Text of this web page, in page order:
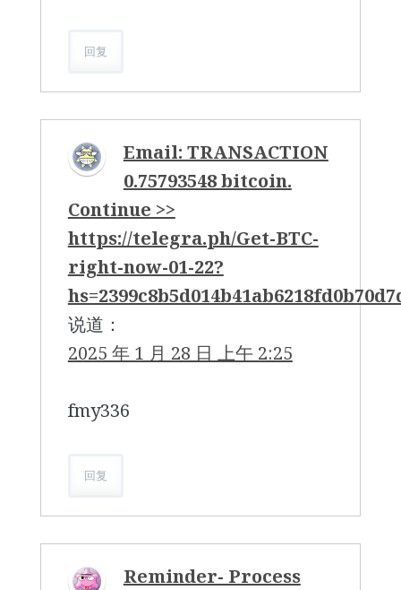
回复
Email: TRANSACTION
0.75793548 bitcoin.
Continue >>
https://telegra.ph/Get-BTC-
right-now-01-22?
说道：
2025 年 1 月 28 日 上午 2:25
fmy336
回复
Reminder- Process